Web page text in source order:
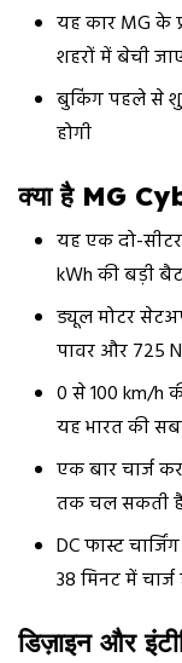
यह कार MG के
शहरों में बेची
बुकिंग पहले से
होगी
क्या है MG
यह एक दो-सीटर
kWh की बड़ी
ड्यूल मोटर
पावर और 725
0 से 100 km/h
यह भारत की
एक बार चार्ज
तक चल सकती
DC फास्ट
38 मिनट में चार्ज
डिज़ाइन और